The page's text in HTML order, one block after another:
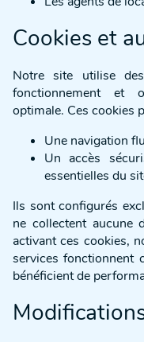
Cookies et
Notre site utilise
fonctionnement et
optimale. Ces cookies
Une navigation
Un accès
essentielles du
Ils sont configurés
ne collectent aucune
activant ces cookies,
services fonctionnent
bénéficient de